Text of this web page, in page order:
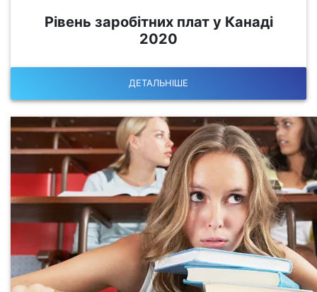
Рівень заробітних плат у Канаді
2020
ДЕТАЛЬНІШЕ